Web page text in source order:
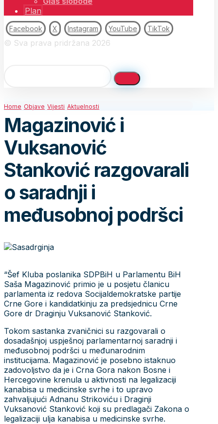
Plan
Facebook X Instagram YouTube TikTok
© Sva prava pridržana 2026
Home Objave Vijesti Aktuelnosti
Magazinović i
Vuksanović
Stanković razgovarali
o saradnji i
međusobnoj podršci
“Šef Kluba poslanika SDPBiH u Parlamentu BiH
Saša Magazinović primio je u posjetu članicu
parlamenta iz redova Socijaldemokratske partije
Crne Gore i kandidatkinju za predsjednicu Crne
Gore dr Draginju Vuksanović Stanković.
Tokom sastanka zvaničnici su razgovarali o
dosadašnjoj uspješnoj parlamentarnoj saradnji i
međusobnoj podršci u međunarodnim
institucijama. Magazinović je posebno istaknuo
zadovoljstvo da je i Crna Gora nakon Bosne i
Hercegovine krenula u aktivnosti na legalizaciji
kanabisa u medicinske svrhe i to upravo
zahvaljujući Adnanu Strikoviću i Draginji
Vuksanović Stanković koji su predlagači Zakona o
legalizaciji ulja kanabisa u medicinske svrhe.